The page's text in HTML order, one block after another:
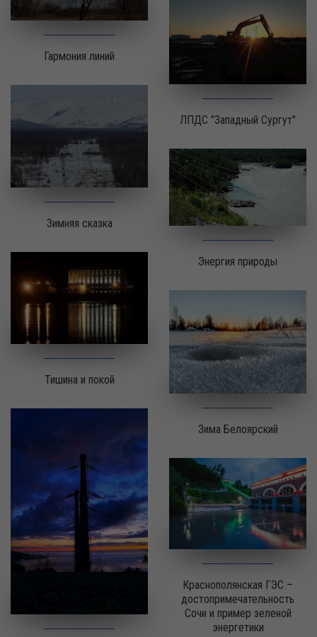
Гармония линий
ЛПДС "Западный Сургут"
Зимняя сказка
Энергия природы
Тишина и покой
Зима Белоярский
Краснополянская ГЭС –
достопримечательность
Сочи и пример зеленой
энергетики